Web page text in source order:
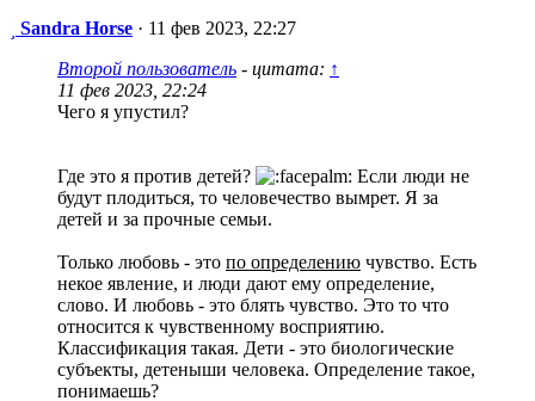
Сообщение
Sandra Horse · 11 фев 2023, 22:27
Второй пользователь - цитата: ↑
11 фев 2023, 22:24
Чего я упустил?
Где это я против детей?
Если люди не
будут плодиться, то человечество вымрет. Я за
детей и за прочные семьи.
Только любовь - это по определению чувство. Есть
некое явление, и люди дают ему определение,
слово. И любовь - это блять чувство. Это то что
относится к чувственному восприятию.
Классификация такая. Дети - это биологические
субъекты, детеныши человека. Определение такое,
понимаешь?